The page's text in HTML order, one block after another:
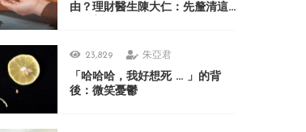
由？理財醫生陳大仁：先釐清這
23,829 朱亞君
「哈哈哈，我好想死 ... 」的背
後：微笑憂鬱